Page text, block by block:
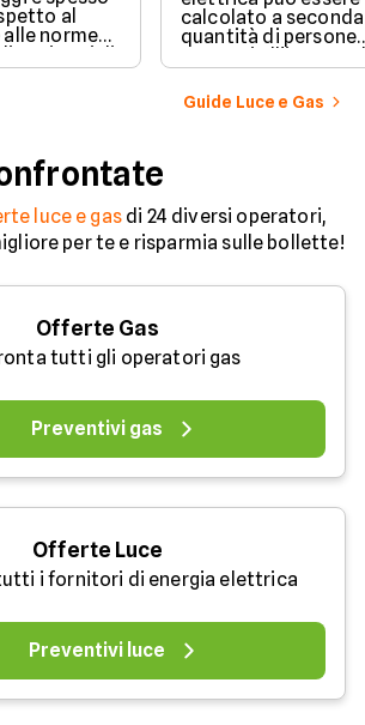
al
norme
i casi di
calcolato a
quantità di persone
presenti all'interno
determinato
numerosi i fattori
influenzano questo
Guide Luce e Gas
luce e gasdi 24 diversi operatori,
per te e risparmia sulle bollette!
Offerte Gas
tutti gli operatori gas
Preventivi gas
Offerte Luce
i fornitori di energia elettrica
Preventivi luce